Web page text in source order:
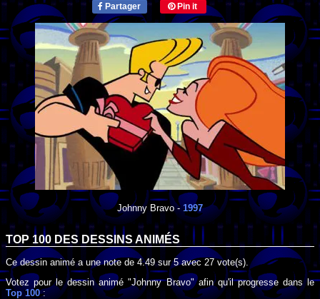
Partager Pin it
Johnny Bravo -1997
TOP 100 DES DESSINS ANIMÉS
Ce dessin animé a une note de4.49sur5 avec 27vote(s).
Votez pour le dessin animé "Johnny Bravo" afin qu'il progresse dans le
Top 100: